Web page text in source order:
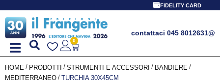
FIDELITY CARD
contattaci 045 8012631@
0
HOME / PRODOTTI / STRUMENTI E ACCESSORI / BANDIERE /
MEDITERRANEO / TURCHIA 30X45CM